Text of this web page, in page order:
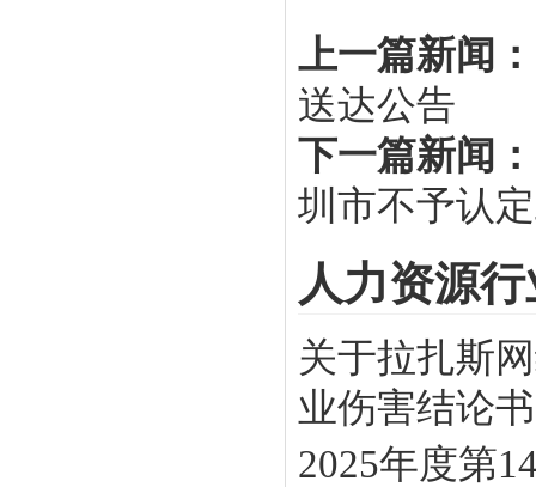
上一篇新闻：
送达公告
下一篇新闻：
圳市不予认
人力资源
关于拉扎斯
业伤害结论
2025年度第